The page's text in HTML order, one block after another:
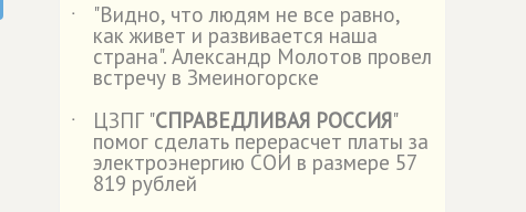
˙ "Видно, что людям не все равно,
как живет и развивается наша
страна". Александр Молотов провел
встречу в Змеиногорске
˙
ЦЗПГ "СПРАВЕДЛИВАЯ РОССИЯ"
помог сделать перерасчет платы за
электроэнергию СОИ в размере 57
819 рублей